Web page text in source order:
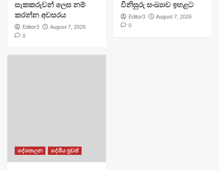
සැකකරුවන් ලෙස නම්
කරන්න අවසරය
Editor3
August 7, 2026
0
විනිසුරු සංඛ්‍යාව ඉහළට
Editor3
August 7, 2026
0
දේශපාලන දේශීය පුවත්